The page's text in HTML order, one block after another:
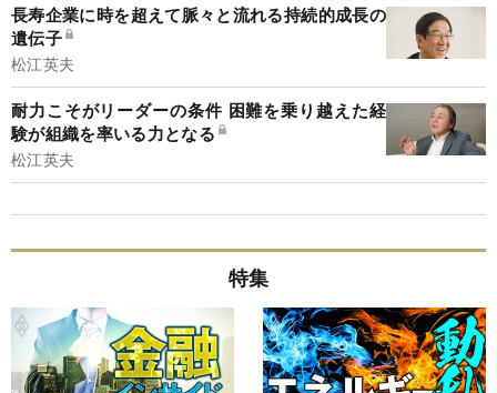
長寿企業に時を超えて脈々と流れる持続的成長の
遺伝子
松江英夫
耐力こそがリーダーの条件 困難を乗り越えた経
験が組織を率いる力となる
松江英夫
特集